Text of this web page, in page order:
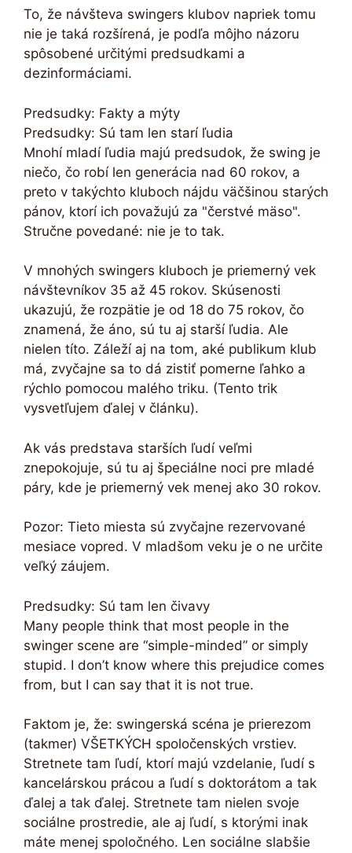
To, že návšteva swingers klubov napriek tomu
nie je taká rozšírená, je podľa môjho názoru
spôsobené určitými predsudkami a
dezinformáciami.
Predsudky: Fakty a mýty
Predsudky: Sú tam len starí ľudia
Mnohí mladí ľudia majú predsudok, že swing je
niečo, čo robí len generácia nad 60 rokov, a
preto v takýchto kluboch nájdu väčšinou starých
pánov, ktorí ich považujú za "čerstvé mäso".
Stručne povedané: nie je to tak.
V mnohých swingers kluboch je priemerný vek
návštevníkov 35 až 45 rokov. Skúsenosti
ukazujú, že rozpätie je od 18 do 75 rokov, čo
znamená, že áno, sú tu aj starší ľudia. Ale
nielen títo. Záleží aj na tom, aké publikum klub
má, zvyčajne sa to dá zistiť pomerne ľahko a
rýchlo pomocou malého triku. (Tento trik
vysvetľujem ďalej v článku).
Ak vás predstava starších ľudí veľmi
znepokojuje, sú tu aj špeciálne noci pre mladé
páry, kde je priemerný vek menej ako 30 rokov.
Pozor: Tieto miesta sú zvyčajne rezervované
mesiace vopred. V mladšom veku je o ne určite
veľký záujem.
Predsudky: Sú tam len čivavy
Many people think that most people in the
swinger scene are “simple-minded” or simply
stupid. I don’t know where this prejudice comes
from, but I can say that it is not true.
Faktom je, že: swingerská scéna je prierezom
(takmer) VŠETKÝCH spoločenských vrstiev.
Stretnete tam ľudí, ktorí majú vzdelanie, ľudí s
kancelárskou prácou a ľudí s doktorátom a tak
ďalej a tak ďalej. Stretnete tam nielen svoje
sociálne prostredie, ale aj ľudí, s ktorými inak
máte menej spoločného. Len sociálne slabšie